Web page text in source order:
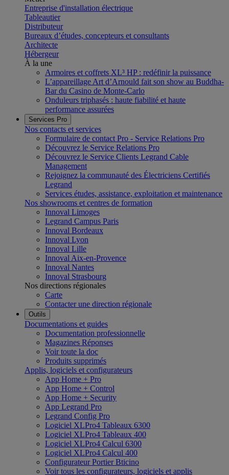
Entreprise d'installation électrique
Tableautier
Distributeur
Bureaux d’études, concepteurs et consultants
Architecte
Hébergeur
À la une
Armoires et coffrets XL³ HP : redéfinir la puissance
L’appareillage Art d’Arnould fait son show au Buddha-
Bar du Casino de Monte-Carlo
Onduleurs triphasés : haute fiabilité et haute
performance assurées
Services Pro
Nos contacts et services
Formulaire de contact Pro - Service Relations Pro
Découvrez le Service Relations Pro
Découvrez le Service Clients Legrand Cable
Management
Rejoignez la communauté des Électriciens Certifiés
Legrand
Services études, assistance, exploitation et maintenance
Nos showrooms et centres de formation
Innoval Limoges
Legrand Campus Paris
Innoval Bordeaux
Innoval Lyon
Innoval Lille
Innoval Aix-en-Provence
Innoval Nantes
Innoval Strasbourg
Nos directions régionales
Carte
Contacter une direction régionale
Outils
Documentations et guides
Documentation professionnelle
Magazines Réponses
Voir toute la doc
Produits supprimés
Applis, logiciels et configurateurs
App Home + Pro
App Home + Control
App Home + Security
App Legrand Pro
Legrand Config Pro
Logiciel XLPro4 Tableaux 6300
Logiciel XLPro4 Tableaux 400
Logiciel XLPro4 Calcul 6300
Logiciel XLPro4 Calcul 400
Configurateur Portier Bticino
Voir tous les configurateurs, logiciels et applis